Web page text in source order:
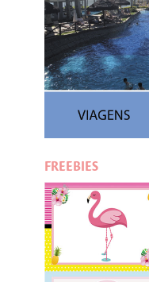
FREEBIES